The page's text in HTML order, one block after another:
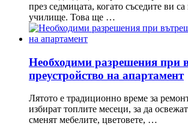
през седмицата, когато съседите ви
училище. Това ще …
Необходими разрешения при
преустройство на апартамент
Лятото е традиционно време за
избират топлите месеци, за да
сменят мебелите, цветовете, …